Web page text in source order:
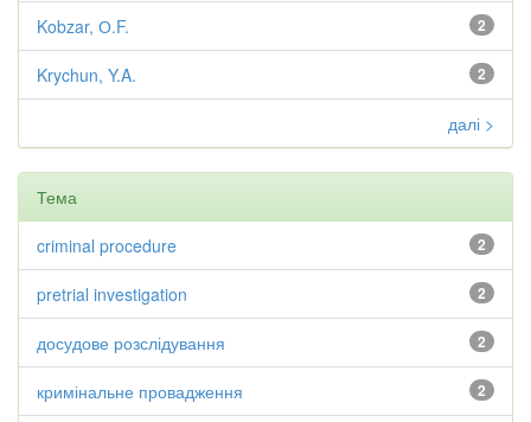
2
Kobzar, О.F.
2
Krychun, Y.A.
далі >
Тема
2
criminal procedure
2
pretrial investigation
2
досудове розслідування
2
кримінальне провадження